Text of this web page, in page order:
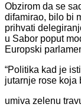
Obzirom da se
difamirao, bilo bi
prihvati
u Sabor poput
Europski
“Politika kad je
jutarnje rose koja
umiva zelenu